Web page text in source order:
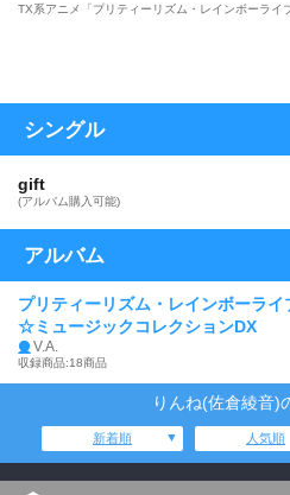
TX系アニメ「プリティーリズム・レインボーライ
シングル
gift
(アルバム購入可能)
アルバム
プリティーリズム・レインボーライ
☆ミュージックコレクションDX
V.A.
収録商品:18商品
りんね(佐倉綾音)
新着順 人気順